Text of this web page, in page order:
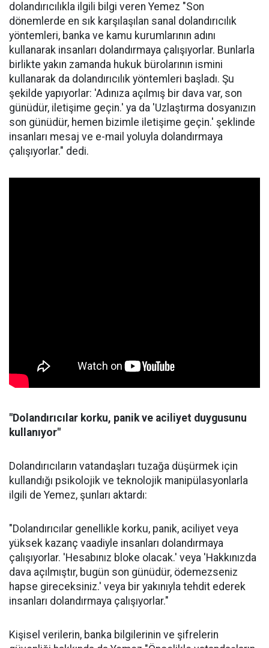
dolandırıcılıkla ilgili bilgi veren Yemez "Son
dönemlerde en sık karşılaşılan sanal dolandırıcılık
yöntemleri, banka ve kamu kurumlarının adını
kullanarak insanları dolandırmaya çalışıyorlar. Bunlarla
birlikte yakın zamanda hukuk bürolarının ismini
kullanarak da dolandırıcılık yöntemleri başladı. Şu
şekilde yapıyorlar: 'Adınıza açılmış bir dava var, son
günüdür, iletişime geçin.' ya da 'Uzlaştırma dosyanızın
son günüdür, hemen bizimle iletişime geçin.' şeklinde
insanları mesaj ve e-mail yoluyla dolandırmaya
çalışıyorlar." dedi.
"Dolandırıcılar korku, panik ve aciliyet duygusunu
kullanıyor"
Dolandırıcıların vatandaşları tuzağa düşürmek için
kullandığı psikolojik ve teknolojik manipülasyonlarla
ilgili de Yemez, şunları aktardı:
"Dolandırıcılar genellikle korku, panik, aciliyet veya
yüksek kazanç vaadiyle insanları dolandırmaya
çalışıyorlar. 'Hesabınız bloke olacak.' veya 'Hakkınızda
dava açılmıştır, bugün son günüdür, ödemezseniz
hapse gireceksiniz.' veya bir yakınıyla tehdit ederek
insanları dolandırmaya çalışıyorlar."
Kişisel verilerin, banka bilgilerinin ve şifrelerin